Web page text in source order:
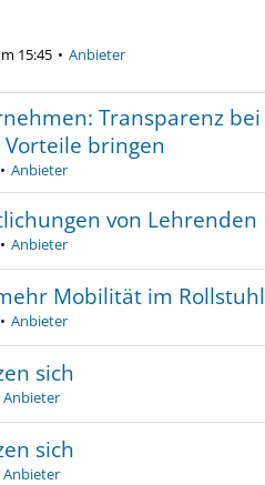
15:45 Anbieter
Transparenz bei
bringen
Anbieter
von Lehrenden
Anbieter
Mobilität im Rollstuhl
Anbieter
sich
Anbieter
sich
Anbieter